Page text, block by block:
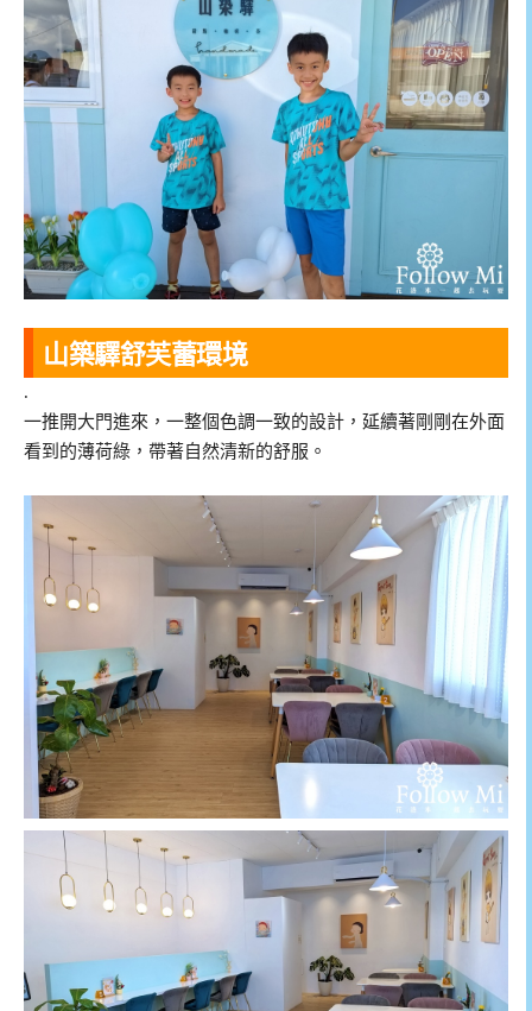
山築驛舒芙蕾環境
.
一推開大門進來，一整個色調一致的設計，延續著剛剛在外面
看到的薄荷綠，帶著自然清新的舒服。